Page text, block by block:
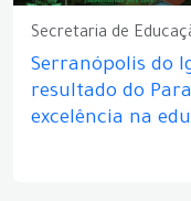
Secretaria de
Serranópolis do
resultado do
excelência na